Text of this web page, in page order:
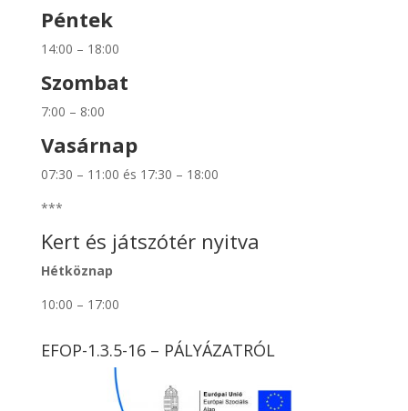
Péntek
14:00 – 18:00
Szombat
7:00 – 8:00
Vasárnap
07:30 – 11:00 és 17:30 – 18:00
***
Kert és játszótér nyitva
Hétköznap
10:00 – 17:00
EFOP-1.3.5-16 – PÁLYÁZATRÓL